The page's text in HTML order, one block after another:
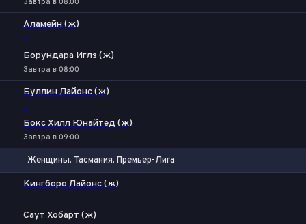
Завтра в 08:00
Аламейн (ж)
-
Борундара Иглз (ж)
Завтра в 08:00
Буллин Лайонс (ж)
-
Бокс Хилл Юнайтед (ж)
Завтра в 09:00
Женщины. Тасмания. Премьер-Лига
Кингборо Лайонс (ж)
-
Саут Хобарт (ж)